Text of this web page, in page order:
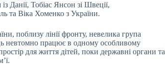
Данії, Тобіас Янсон зі Швеції,
та Віка Хоменко з України.
поблизу лінії фронту, невелика група
невтомно працює в одному особливому
для життя дітей, поки державні органи та